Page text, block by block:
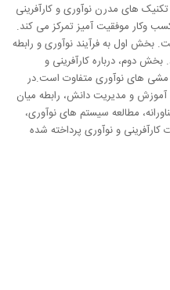
های مدرن نوآوری و کارآفرینی
کسب وکار موفقیت آمیز تمرکز می کند.
بخش اول به فرآیند نوآوری و رابطه
دوم، درباره کارآفرینی و
های نوآوری متفاوت است.در
آموزش و مدیریت دانش، رابطه میان
مطالعه سیستم های نوآوری،
کارآفرینی و نوآوری پرداخته شده